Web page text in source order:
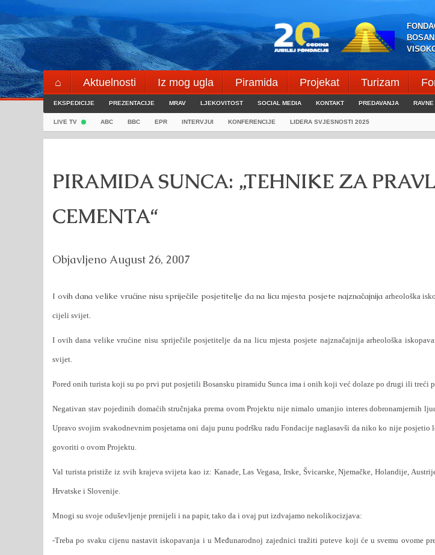
Skip
to
content
⌂ Aktuelnosti Iz mog ugla Piramida Projekat Turizam
Blogeri
⌖
EKSPEDICIJE PREZENTACIJE MRAV LJEKOVITOST SOCIAL MEDIA KONTAKT PREDAVANJA
LIVE TV ABC BBC EPR INTERVJUI KONFERENCIJE LIDERA SVJESNOSTI 2025
PIRAMIDA SUNCA: „TEHNIKE ZA
CEMENTA“
Objavljeno August 26, 2007
I ovih dana velike vrućine nisu spriječile posjetitelje da na licu mjesta posjete najznačajnija arheološka
cijeli svijet.
I ovih dana velike vrućine nisu spriječile posjetitelje da na licu mjesta posjete najznačajnijaarheološka
svijet.
Pored onih turista koji su po prvi put posjetili Bosansku piramidu Sunca ima i onih koji već dolaze po drugi ili treći
Negativan stav pojedinih domaćih stručnjaka prema ovom Projektu nije nimalo umanjio interes dobronamjernih
Upravo svojim svakodnevnim posjetama oni daju punu podršku radu Fondacije naglasavši da niko ko nije posjetio
govoriti o ovom Projektu.
Val turista pristiže iz svih krajeva svijeta kao iz: Kanade, Las Vegasa, Irske, Švicarske, Njemačke, Holandije,
Hrvatske i Slovenije.
Mnogi su svoje oduševljenje prenijeli i na papir, tako da i ovaj put izdvajamo nekolikocizjava:
-Treba po svaku cijenu nastavit iskopavanja i u Međunarodnoj zajednici tražiti puteve koji će u svemu ovome